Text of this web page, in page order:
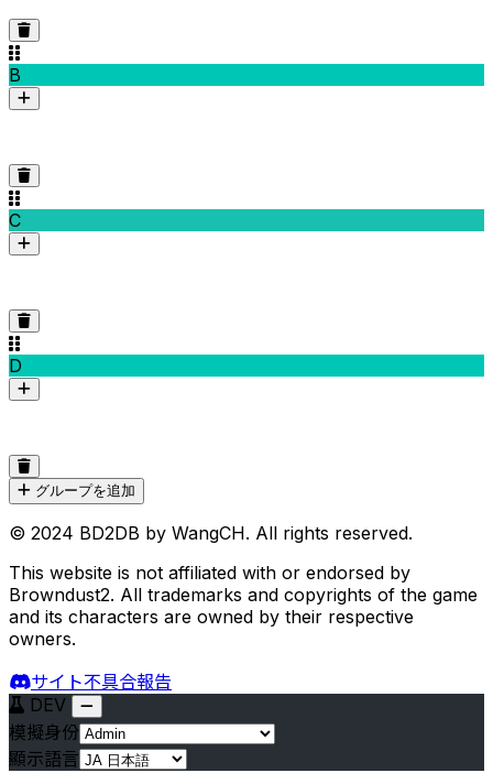
B
C
D
グループを追加
© 2024 BD2DB by WangCH. All rights reserved.
This website is not affiliated with or endorsed by
Browndust2. All trademarks and copyrights of the game
and its characters are owned by their respective
owners.
サイト不具合報告
DEV
模擬身份
顯示語言